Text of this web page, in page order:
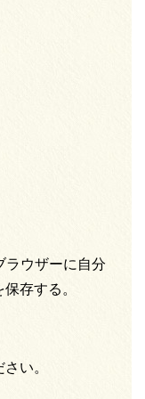
ラウザーに自分
存する。
い。